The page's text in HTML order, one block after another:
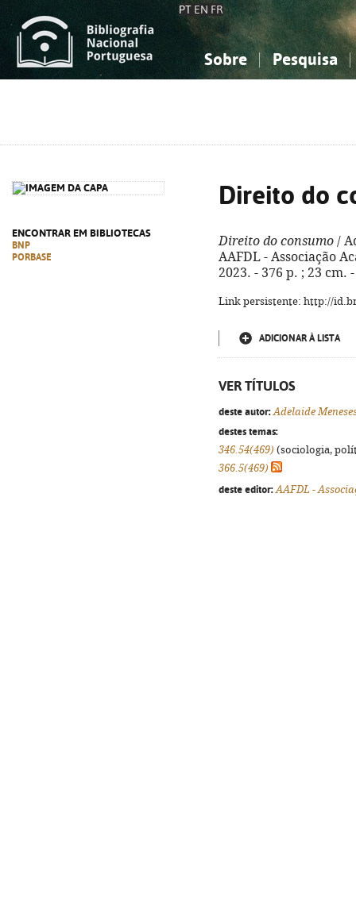
PT EN FR
Sobre Pesquisa
ENCONTRAR EM BIBLIOTECAS
BNP
PORBASE
Direito do
Direito do consumo /
AAFDL - Associação
2023. - 376 p. ; 23 cm.
Link persistente: http://
ADICIONAR À LISTA
VER TÍTULOS
deste autor: Adelaide
destes temas:
346.54(469) (sociologia,
366.5(469)
deste editor: AAFDL -